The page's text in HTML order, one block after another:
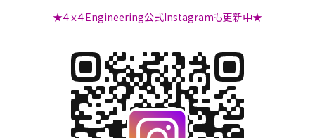
★４ｘ４Engineering公式Instagramも更新中★